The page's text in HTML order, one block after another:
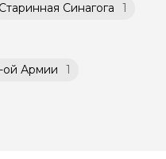
Старинная Синагога 1
ой Армии 1